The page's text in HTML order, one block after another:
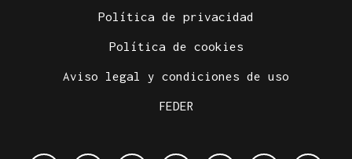
Política de privacidad
Política de cookies
Aviso legal y condiciones de uso
FEDER